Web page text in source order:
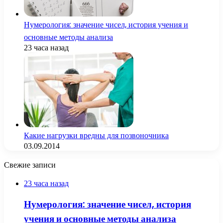
Нумерология: значение чисел, история учения и
основные методы анализа
23 часа назад
Какие нагрузки вредны для позвоночника
03.09.2014
Свежие записи
23 часа назад
Нумерология: значение чисел, история
учения и основные методы анализа